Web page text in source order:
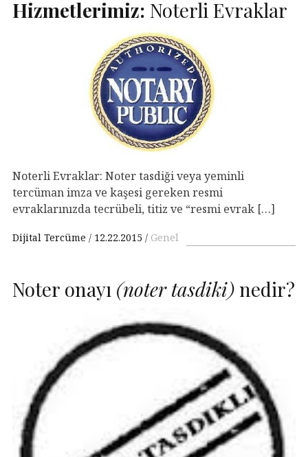
Hizmetlerimiz: Noterli Evraklar
Noterli Evraklar: Noter tasdiği veya yeminli
tercüman imza ve kaşesi gereken resmi
evraklarınızda tecrübeli, titiz ve “resmi evrak […]
Dijital Tercüme 12.22.2015 Genel
Noter onayı (noter tasdiki)nedir?